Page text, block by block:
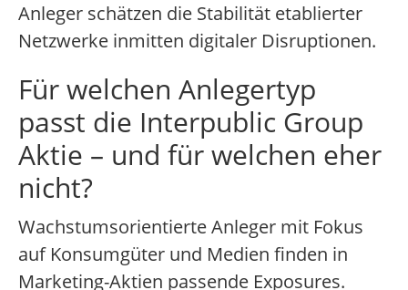
Anleger schätzen die Stabilität etablierter
Netzwerke inmitten digitaler Disruptionen.
Für welchen Anlegertyp
passt die Interpublic Group
Aktie – und für welchen eher
nicht?
Wachstumsorientierte Anleger mit Fokus
auf Konsumgüter und Medien finden in
Marketing-Aktien passende Exposures.